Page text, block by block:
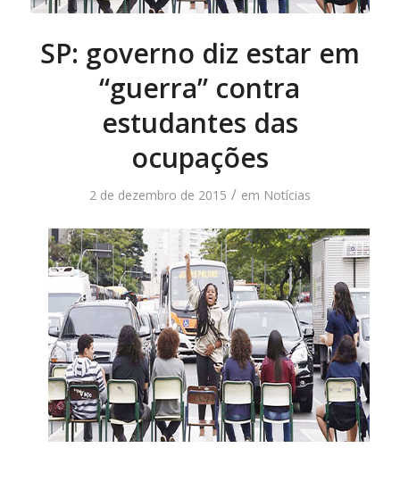
SP: governo diz estar em
“guerra” contra
estudantes das
ocupações
2 de dezembro de 2015 / em Notícias